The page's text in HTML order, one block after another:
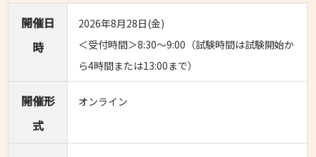
開催日
時
2026年8月28日(金)
＜受付時間＞8:30～9:00（試験時間は試験開始か
ら4時間または13:00まで）
開催形
式
オンライン